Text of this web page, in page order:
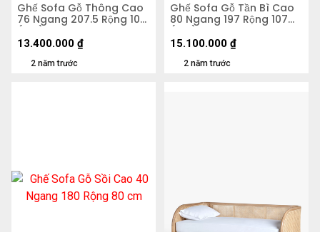
Ghế Sofa Gỗ Thông Cao
76 Ngang 207.5 Rộng 107
(cm)
2 năm trước
13.400.000 ₫
Ghế Sofa Gỗ Tần Bì Cao
80 Ngang 197 Rộng 107
(cm)
2 năm trước
15.100.000 ₫